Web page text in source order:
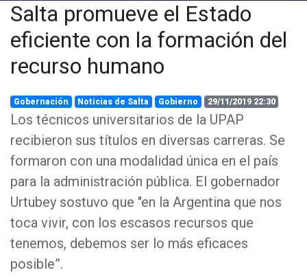
Salta promueve el Estado
eficiente con la formación del
recurso humano
Gobernación Noticias de Salta Gobierno 29/11/2019 22:30
Los técnicos universitarios de la UPAP
recibieron sus títulos en diversas carreras. Se
formaron con una modalidad única en el país
para la administración pública. El gobernador
Urtubey sostuvo que "en la Argentina que nos
toca vivir, con los escasos recursos que
tenemos, debemos ser lo más eficaces
posible”.